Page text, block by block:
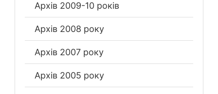
Архів 2009-10 років
Архів 2008 року
Архів 2007 року
Архів 2005 року